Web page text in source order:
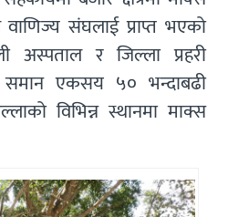
संघलाई प्राप्त भएको
अस्पताल र जिल्ला प्रहरी
समान एकसय ५० भन्दाबढी
विभिन्न स्थानमा माक्स